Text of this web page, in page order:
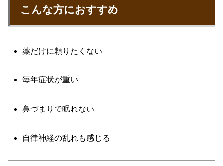
こんな方におすすめ
薬だけに頼りたくない
毎年症状が重い
鼻づまりで眠れない
自律神経の乱れも感じる